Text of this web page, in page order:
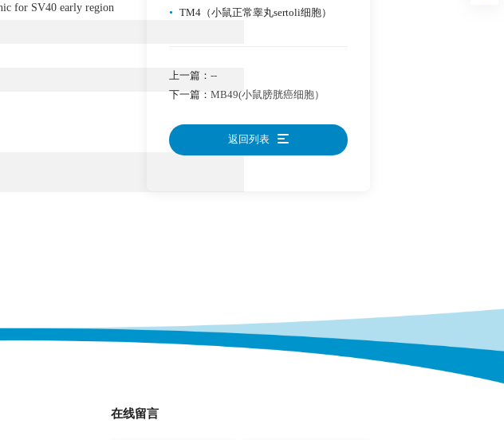
for SV40 early region
• TM4（小鼠正常睾丸sertoli细胞）
上一篇： --
下一篇： MB49(小鼠膀胱癌细胞）
返回列表
在线留言